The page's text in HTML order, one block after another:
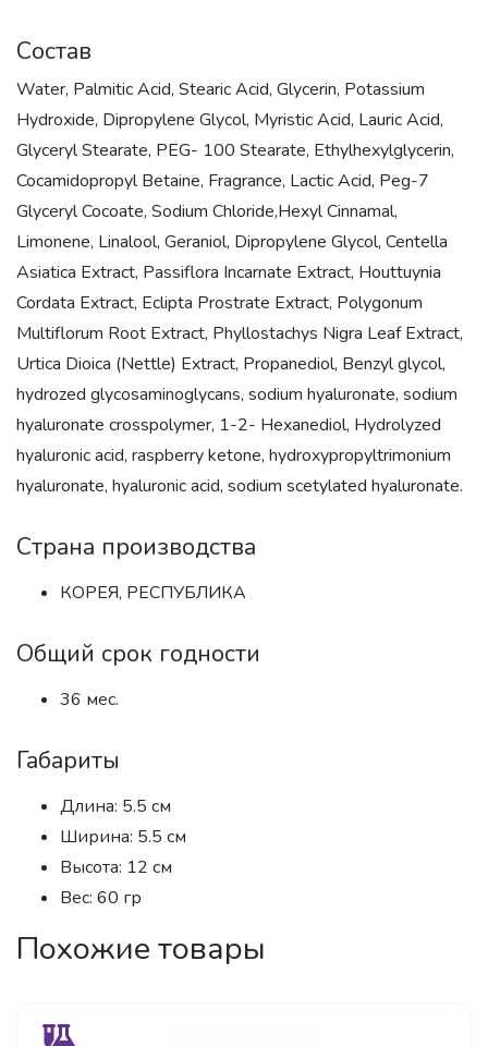
Состав
Water, Palmitic Acid, Stearic Acid, Glycerin, Potassium
Hydroxide, Dipropylene Glycol, Myristic Acid, Lauric Acid,
Glyceryl Stearate, PEG- 100 Stearate, Ethylhexylglycerin,
Cocamidopropyl Betaine, Fragrance, Lactic Acid, Peg-7
Glyceryl Cocoate, Sodium Chloride,Hexyl Cinnamal,
Limonene, Linalool, Geraniol, Dipropylene Glycol, Centella
Asiatica Extract, Passiflora Incarnate Extract, Houttuynia
Cordata Extract, Eclipta Prostrate Extract, Polygonum
Multiflorum Root Extract, Phyllostachys Nigra Leaf Extract,
Urtica Dioica (Nettle) Extract, Propanediol, Benzyl glycol,
hydrozed glycosaminoglycans, sodium hyaluronate, sodium
hyaluronate crosspolymer, 1-2- Hexanediol, Hydrolyzed
hyaluronic acid, raspberry ketone, hydroxypropyltrimonium
hyaluronate, hyaluronic acid, sodium scetylated hyaluronate.
Страна производства
КОРЕЯ, РЕСПУБЛИКА
Общий срок годности
36 мес.
Габариты
Длина: 5.5 см
Ширина: 5.5 см
Высота: 12 см
Вес: 60 гр
Похожие товары